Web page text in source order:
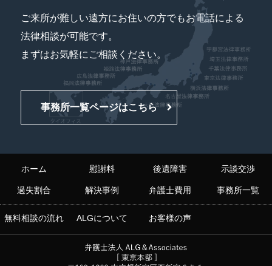
ご来所が難しい遠方にお住いの方でもお電話による
法律相談が可能です。
まずはお気軽にご相談ください。
事務所一覧ページはこちら
ホーム 慰謝料 後遺障害 示談交渉
過失割合 解決事例 弁護士費用 事務所一覧
無料相談の流れ ALGについて お客様の声